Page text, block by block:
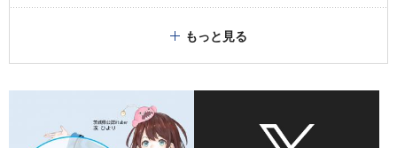
もっと見る